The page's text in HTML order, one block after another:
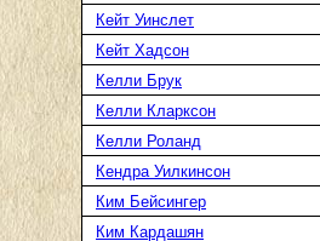
Кейт Уинслет
Кейт Хадсон
Келли Брук
Келли Кларксон
Келли Роланд
Кендра Уилкинсон
Ким Бейсингер
Ким Кардашян